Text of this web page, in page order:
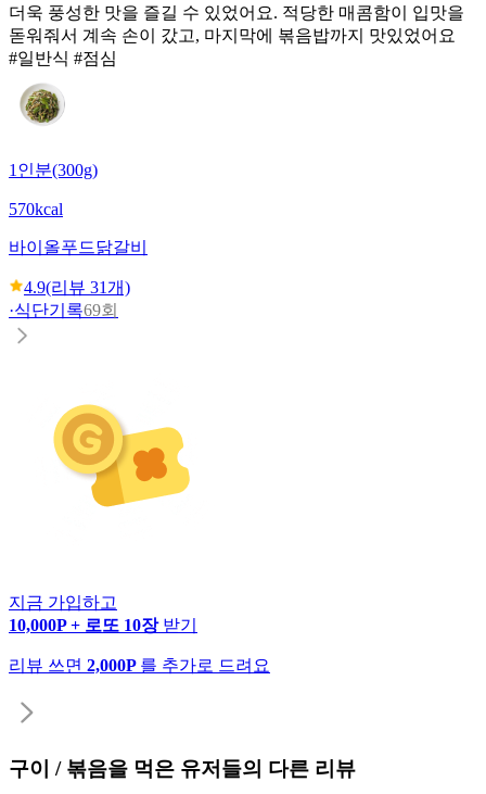
더욱 풍성한 맛을 즐길 수 있었어요. 적당한 매콤함이 입맛을
돋워줘서 계속 손이 갔고, 마지막에 볶음밥까지 맛있었어요
#일반식 #점심
1인분(300g)
570kcal
바이올푸드닭갈비
4.9(리뷰 31개)
·식단기록69회
지금 가입하고
10,000P + 로또 10장 받기
리뷰 쓰면 2,000P 를 추가로 드려요
구이 / 볶음을 먹은 유저들의 다른 리뷰